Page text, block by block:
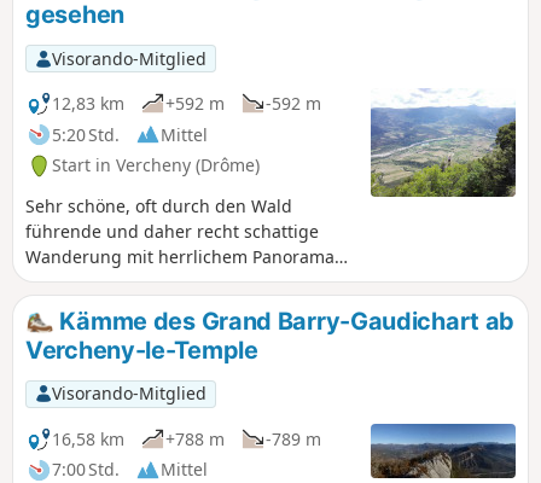
das alles in absoluter Ruhe.
gesehen
Visorando-Mitglied
12,83 km
+592 m
-592 m
5:20 Std.
Mittel
Start in Vercheny (Drôme)
Sehr schöne, oft durch den Wald
führende und daher recht schattige
Wanderung mit herrlichem Panorama
bei den Ruinen des Château de Barry.
Kämme des Grand Barry-Gaudichart ab
Vercheny-le-Temple
Visorando-Mitglied
16,58 km
+788 m
-789 m
7:00 Std.
Mittel